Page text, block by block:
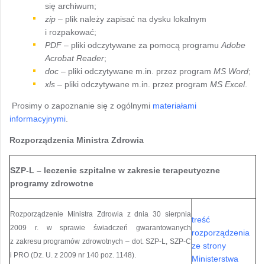
się archiwum;
zip – plik należy zapisać na dysku lokalnym
i rozpakować;
PDF – pliki odczytywane za pomocą programu Adobe
Acrobat Reader;
doc – pliki odczytywane m.in. przez program MS Word;
xls – pliki odczytywane m.in. przez program MS Excel.
Prosimy o zapoznanie się z ogólnymi materiałami
informacyjnymi
Rozporządzenia Ministra Zdrowia
SZP-L – leczenie szpitalne w zakresie terapeutyczne
programy zdrowotne
Rozporządzenie Ministra Zdrowia z dnia 30 sierpnia
2009 r. w sprawie świadczeń gwarantowanych
z zakresu programów zdrowotnych – dot. SZP-L, SZP-C
i PRO (Dz. U. z 2009 nr 140 poz. 1148).
treść
rozporządzenia
ze strony
Ministerstwa